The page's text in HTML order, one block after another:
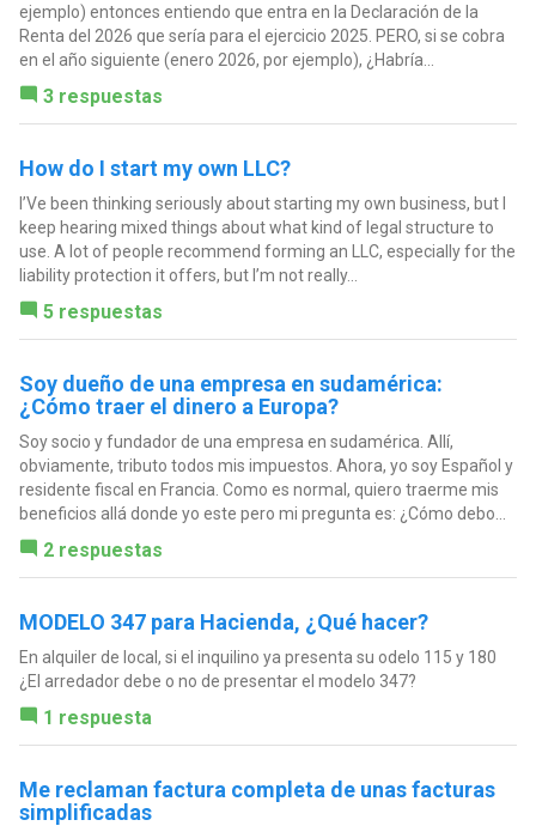
ejemplo) entonces entiendo que entra en la Declaración de la
Renta del 2026 que sería para el ejercicio 2025. PERO, si se cobra
en el año siguiente (enero 2026, por ejemplo), ¿Habría...
3 respuestas
How do I start my own LLC?
I’Ve been thinking seriously about starting my own business, but I
keep hearing mixed things about what kind of legal structure to
use. A lot of people recommend forming an LLC, especially for the
liability protection it offers, but I’m not really...
5 respuestas
Soy dueño de una empresa en sudamérica:
¿Cómo traer el dinero a Europa?
Soy socio y fundador de una empresa en sudamérica. Allí,
obviamente, tributo todos mis impuestos. Ahora, yo soy Español y
residente fiscal en Francia. Como es normal, quiero traerme mis
beneficios allá donde yo este pero mi pregunta es: ¿Cómo debo...
2 respuestas
MODELO 347 para Hacienda, ¿Qué hacer?
En alquiler de local, si el inquilino ya presenta su odelo 115 y 180
¿El arredador debe o no de presentar el modelo 347?
1 respuesta
Me reclaman factura completa de unas facturas
simplificadas